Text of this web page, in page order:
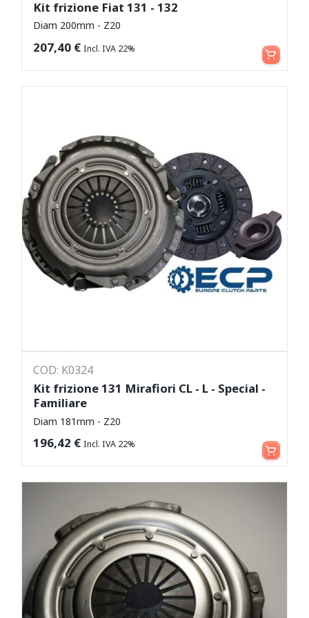
Kit frizione Fiat 131 - 132
Diam 200mm - Z20
207,40 € Incl. IVA 22% Aggiungi al carrello
COD: K0324
Kit frizione 131 Mirafiori CL - L - Special -
Familiare
Diam 181mm - Z20
196,42 € Incl. IVA 22% Aggiungi al carrello